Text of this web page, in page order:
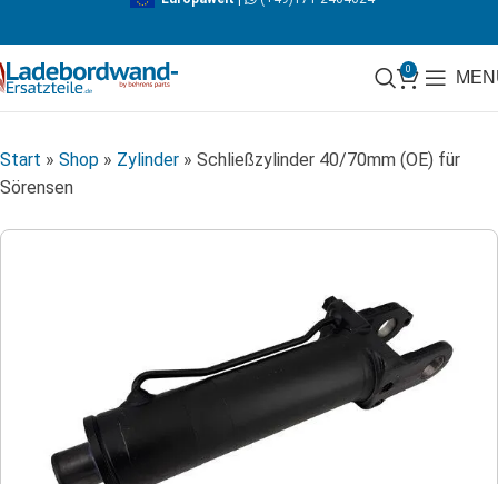
0
Start » Shop » Zylinder » Schließzylinder 40/70mm (OE) für
Sörensen